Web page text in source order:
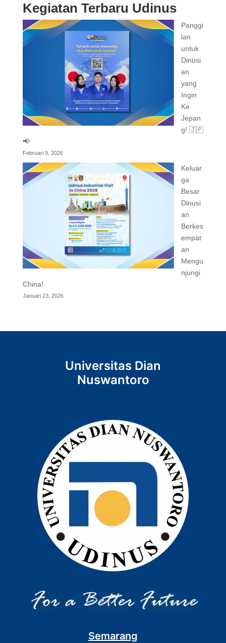
Kegiatan Terbaru Udinus
Panggi
lan
untuk
Dinusi
an
yang
Ingin
Ke
Jepan
g! 🇯🇵
📢
Februari 9, 2026
Keluar
ga
Besar
Dinusi
an
Berkes
empat
an
Mengu
njungi
China!
Januari 23, 2026
Universitas Dian
Nuswantoro
Semarang